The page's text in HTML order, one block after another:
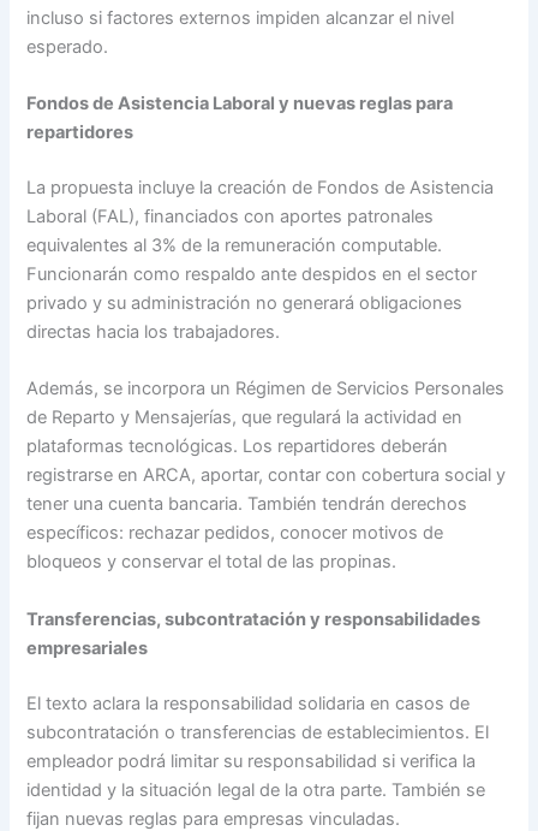
incluso si factores externos impiden alcanzar el nivel
esperado.
Fondos de Asistencia Laboral y nuevas reglas para
repartidores
La propuesta incluye la creación de Fondos de Asistencia
Laboral (FAL), financiados con aportes patronales
equivalentes al 3% de la remuneración computable.
Funcionarán como respaldo ante despidos en el sector
privado y su administración no generará obligaciones
directas hacia los trabajadores.
Además, se incorpora un Régimen de Servicios Personales
de Reparto y Mensajerías, que regulará la actividad en
plataformas tecnológicas. Los repartidores deberán
registrarse en ARCA, aportar, contar con cobertura social y
tener una cuenta bancaria. También tendrán derechos
específicos: rechazar pedidos, conocer motivos de
bloqueos y conservar el total de las propinas.
Transferencias, subcontratación y responsabilidades
empresariales
El texto aclara la responsabilidad solidaria en casos de
subcontratación o transferencias de establecimientos. El
empleador podrá limitar su responsabilidad si verifica la
identidad y la situación legal de la otra parte. También se
fijan nuevas reglas para empresas vinculadas.